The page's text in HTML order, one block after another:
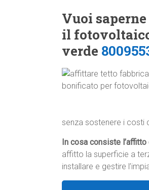
Vuoi
il
verde
senza sostenere i costi
In cosa consiste
affitto la superficie a
installare e gestire